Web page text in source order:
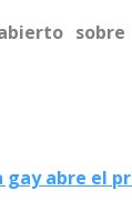
sobre
gay abre el